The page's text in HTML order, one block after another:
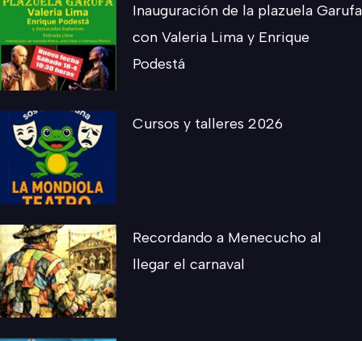
Inauguración de la plazuela Garufa
con Valeria Lima y Enrique
Podestá
Cursos y talleres 2026
Recordando a Menecucho al
llegar el carnaval